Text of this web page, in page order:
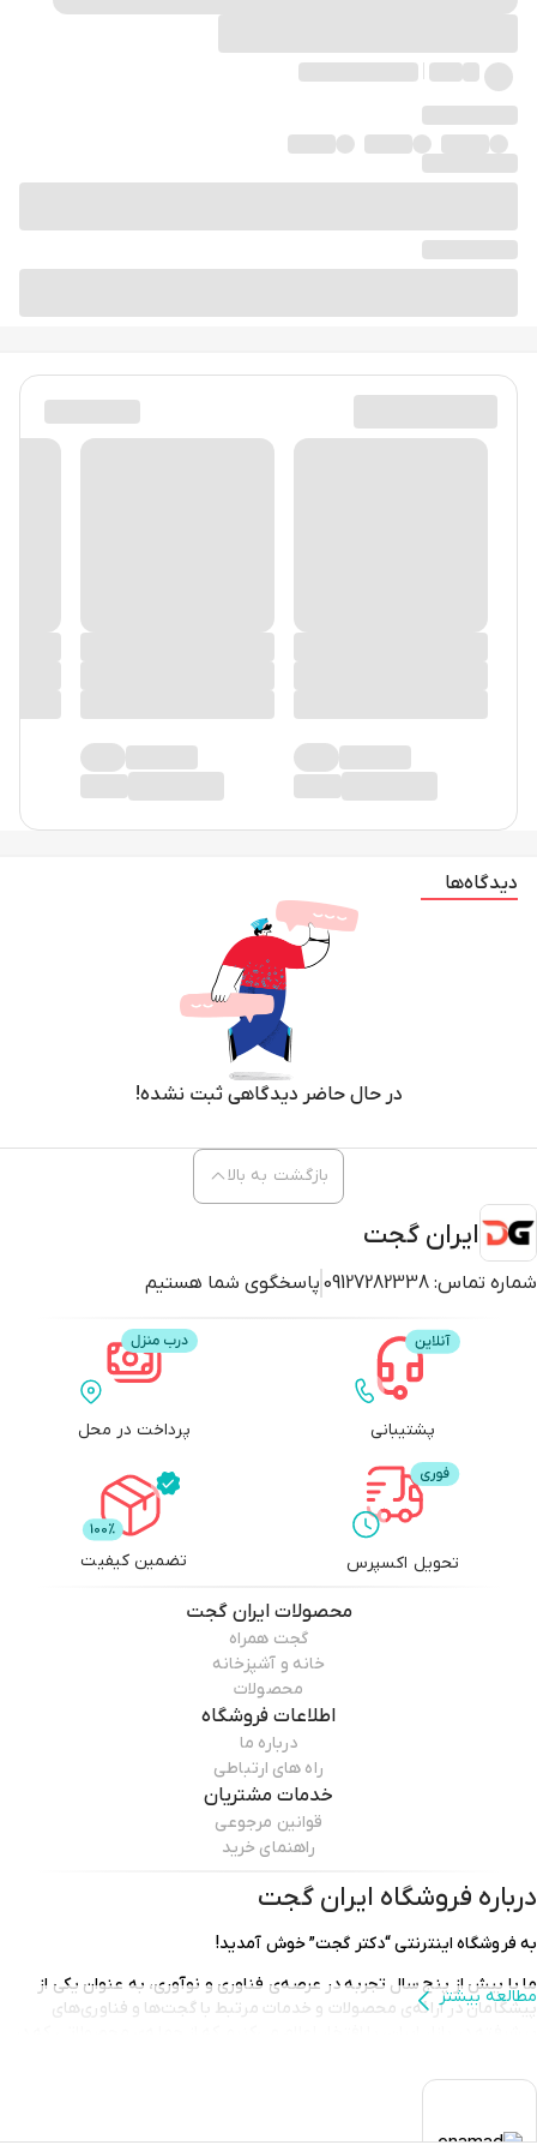
دیدگاه‌ها
در حال حاضر دیدگاهی ثبت نشده!
ایران گجت
شماره تماس: 09127282338 پاسخگوی شما هستیم
بازگشت به بالا
پشتیبانی پرداخت در محل
تحویل اکسپرس تضمین کیفیت
محصولاتایران گجت
گجت همراه
خانه و آشپزخانه
محصولات
اطلاعات فروشگاه
درباره ما
راه های ارتباطی
خدمات مشتریان
قوانین مرجوعی
راهنمای خرید
درباره فروشگاه ایران گجت
به فروشگاه اینترنتی “دکتر گجت” خوش آمدید!
ما با بیش از پنج سال تجربه در عرصه‌ی فناوری و نوآوری، به عنوان یکی از
پیشگامان در ارائه‌ی محصولات و خدمات مرتبط با گجت‌ها و فناوری‌های
خود را حفظ کنید.
مطالعه بیشتر